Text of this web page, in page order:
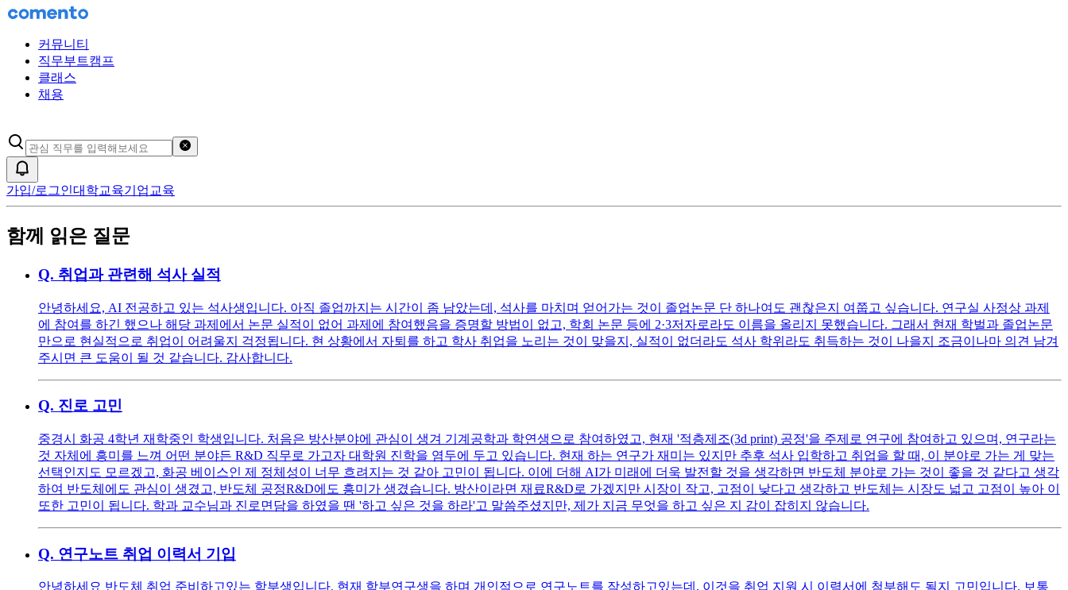
커뮤니티
직무부트캠프
클래스
채용
가입/로그인대학교육기업교육
함께 읽은 질문
Q. 취업과 관련해 석사 실적
안녕하세요, AI 전공하고 있는 석사생입니다. 아직 졸업까지는 시간이 좀 남았는데, 석사를 마치며 얻어가는 것이 졸업논문 단 하나여도 괜찮은지 여쭙고 싶습니다. 연구실 사정상 과제
에 참여를 하긴 했으나 해당 과제에서 논문 실적이 없어 과제에 참여했음을 증명할 방법이 없고, 학회 논문 등에 2·3저자로라도 이름을 올리지 못했습니다. 그래서 현재 학벌과 졸업논문
만으로 현실적으로 취업이 어려울지 걱정됩니다. 현 상황에서 자퇴를 하고 학사 취업을 노리는 것이 맞을지, 실적이 없더라도 석사 학위라도 취득하는 것이 나을지 조금이나마 의견 남겨
주시면 큰 도움이 될 것 같습니다. 감사합니다.
Q. 진로 고민
중경시 화공 4학년 재학중인 학생입니다. 처음은 방산분야에 관심이 생겨 기계공학과 학연생으로 참여하였고, 현재 '적층제조(3d print) 공정'을 주제로 연구에 참여하고 있으며, 연구라는
것 자체에 흥미를 느껴 어떤 분야든 R&D 직무로 가고자 대학원 진학을 염두에 두고 있습니다. 현재 하는 연구가 재미는 있지만 추후 석사 입학하고 취업을 할 때, 이 분야로 가는 게 맞는
선택인지도 모르겠고, 화공 베이스인 제 정체성이 너무 흐려지는 것 같아 고민이 됩니다. 이에 더해 AI가 미래에 더욱 발전할 것을 생각하면 반도체 분야로 가는 것이 좋을 것 같다고 생각
하여 반도체에도 관심이 생겼고, 반도체 공정R&D에도 흥미가 생겼습니다. 방산이라면 재료R&D로 가겠지만 시장이 작고, 고점이 낮다고 생각하고 반도체는 시장도 넓고 고점이 높아 이
또한 고민이 됩니다. 학과 교수님과 진로면담을 하였을 땐 '하고 싶은 것을 하라'고 말씀주셨지만, 제가 지금 무엇을 하고 싶은 지 감이 잡히지 않습니다.
Q. 연구노트 취업 이력서 기입
안녕하세요 반도체 취업 준비하고있는 학부생입니다. 현재 학부연구생을 하며 개인적으로 연구노트를 작성하고있는데, 이것을 취업 지원 시 이력서에 첨부해도 될지 고민입니다. 보통